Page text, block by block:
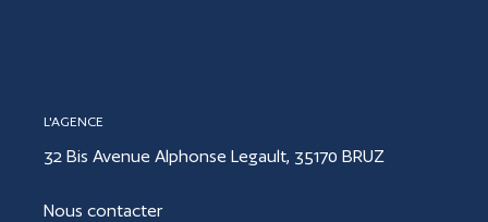
L'AGENCE
32 Bis Avenue Alphonse Legault, 35170 BRUZ
Nous contacter